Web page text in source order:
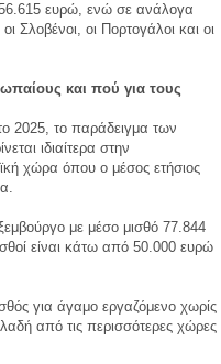
56.615 ευρώ, ενώ σε ανάλογα
Σλοβένοι, οι Πορτογάλοι και οι
και πού για τους
2025, το παράδειγμα των
ιδιαίτερα στην
χώρα όπου ο μέσος ετήσιος
με μέσο μισθό 77.844
είναι κάτω από 50.000 ευρώ
για άγαμο εργαζόμενο χωρίς
από τις περισσότερες χώρες